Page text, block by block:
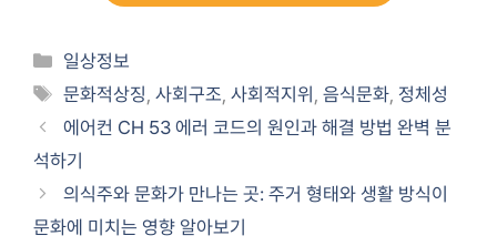
Categories
일상정보
Tags
문화적상징,사회구조,사회적지위 ,음식문화,정체성
에어컨 CH 53 에러 코드의 원인과 해결 방법 완벽 분
석하기
의식주와 문화가 만나는 곳: 주거 형태와 생활 방식이
문화에 미치는 영향 알아보기